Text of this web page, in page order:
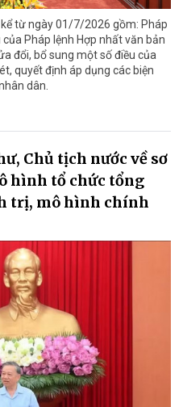
từ ngày 01/7/2026 gồm: Pháp
Pháp lệnh Hợp nhất văn bản
đổi, bổ sung một số điều của
quyết định áp dụng các biện
dân.
Chủ tịch nước về sơ
hình tổ chức tổng
trị, mô hình chính